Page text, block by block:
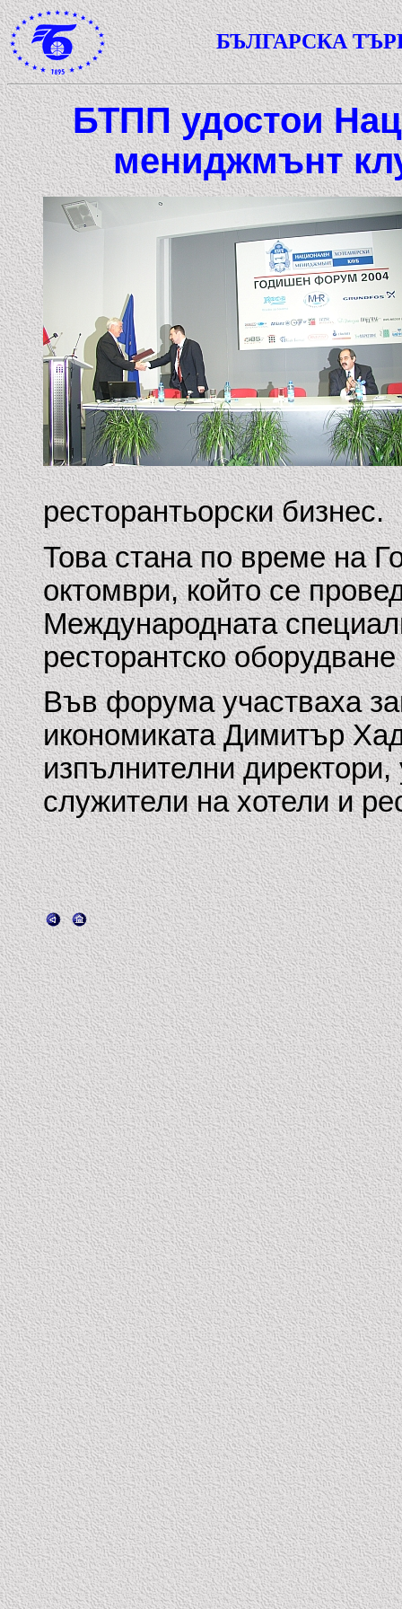
БЪЛГАРСКА
БТПП удостои
мениджмънт
ресторантьорски бизнес.
Това стана по време на
октомври, който се
Международната
ресторантско
Във форума участваха
икономиката Димитър
изпълнителни
служители на хотели и